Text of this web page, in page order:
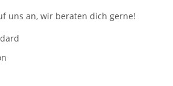
uns an, wir beraten dich gerne!